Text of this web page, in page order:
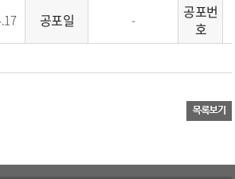
공포일 -
공포번
호